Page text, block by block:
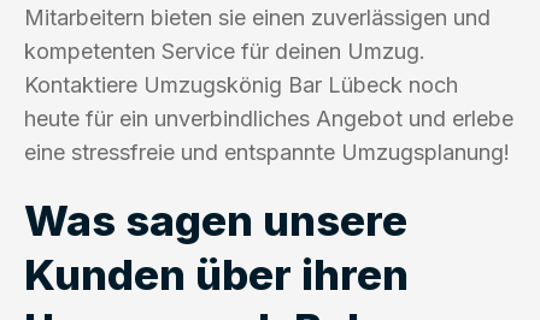
Mitarbeitern bieten sie einen zuverlässigen und
kompetenten Service für deinen Umzug.
Kontaktiere Umzugskönig Bar Lübeck noch
heute für ein unverbindliches Angebot und erlebe
eine stressfreie und entspannte Umzugsplanung!
Was sagen unsere
Kunden über ihren